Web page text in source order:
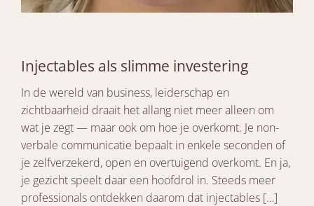
Injectables als slimme investering
In de wereld van business, leiderschap en
zichtbaarheid draait het allang niet meer alleen om
wat je zegt — maar ook om hoe je overkomt. Je non-
verbale communicatie bepaalt in enkele seconden of
je zelfverzekerd, open en overtuigend overkomt. En ja,
je gezicht speelt daar een hoofdrol in. Steeds meer
professionals ontdekken daarom dat injectables […]